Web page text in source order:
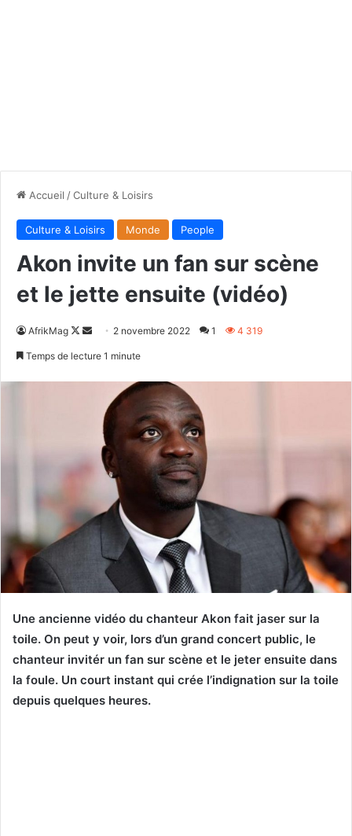
Accueil /Culture & Loisirs
Culture & Loisirs Monde People
Akon invite un fan sur scène
et le jette ensuite (vidéo)
AfrikMag
Follow
Envoyer2 novembre 2022 1 4 319
Temps de lecture 1 minute
Une ancienne vidéo du chanteur Akon fait jaser sur la
toile. On peut y voir, lors d’un grand concert public, le
chanteur invitér un fan sur scène et le jeter ensuite dans
la foule. Un court instant qui crée l’indignation sur la toile
depuis quelques heures.